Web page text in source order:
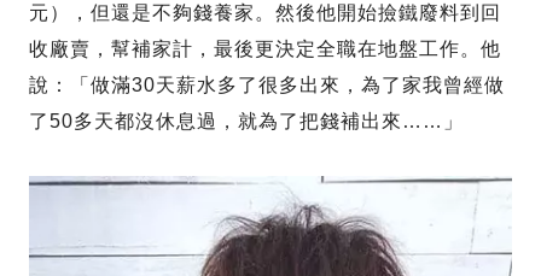
元），但還是不夠錢養家。然後他開始撿鐵廢料到回
收廠賣，幫補家計，最後更決定全職在地盤工作。他
說：「做滿30天薪水多了很多出來，為了家我曾經做
了50多天都沒休息過，就為了把錢補出來……」